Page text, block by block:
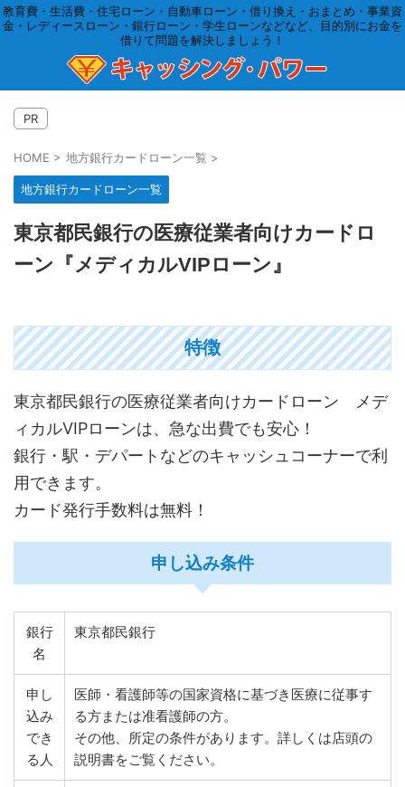
教育費・生活費・住宅ローン・自動車ローン・借り換え・おまとめ・事業資
金・レディースローン・銀行ローン・学生ローンなどなど、目的別にお金を
借りて問題を解決しましょう！
PR
HOME > 地方銀行カードローン一覧 >
地方銀行カードローン一覧
東京都民銀行の医療従業者向けカードロ
ーン『メディカルVIPローン』
特徴
東京都民銀行の医療従業者向けカードローン メデ
ィカルVIPローンは、急な出費でも安心！
銀行・駅・デパートなどのキャッシュコーナーで利
用できます。
カード発行手数料は無料！
申し込み条件
銀行
名
東京都民銀行
申し
込み
でき
る人
医師・看護師等の国家資格に基づき医療に従事す
る方または准看護師の方。
その他、所定の条件があります。詳しくは店頭の
説明書をご覧ください。